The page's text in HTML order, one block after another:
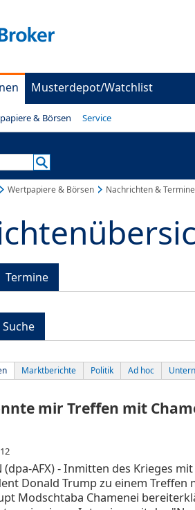
Musterdepot/Watchlist
& Börsen Service
Wertpapiere & Börsen Nachrichten & Termine
Termine
Suche
Marktberichte Politik Ad hoc
mir Treffen mit
(dpa-AFX) - Inmitten des Krieges
Donald Trump zu einem Treffen
Modschtaba Chamenei